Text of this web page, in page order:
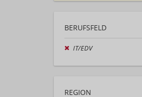
BERUFSFELD
IT/EDV
REGION